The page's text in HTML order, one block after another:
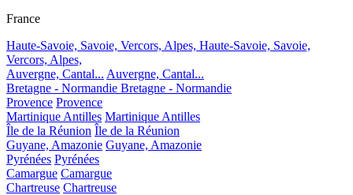
France
Haute-Savoie, Savoie, Vercors, Alpes, Haute-Savoie, Savoie,
Vercors, Alpes,
Auvergne, Cantal... Auvergne, Cantal...
Bretagne - Normandie Bretagne - Normandie
Provence Provence
Martinique Antilles Martinique Antilles
Île de la Réunion Île de la Réunion
Guyane, Amazonie Guyane, Amazonie
Pyrénées Pyrénées
Camargue Camargue
Chartreuse Chartreuse